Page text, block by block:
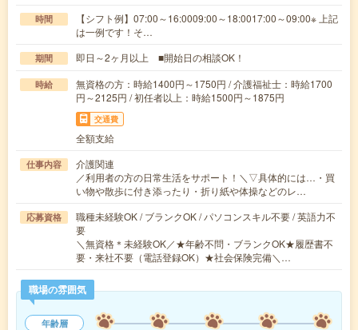
時間
【シフト例】07:00～16:0009:00～18:0017:00～09:00※ 上記
は一例です！そ…
期間 即日～2ヶ月以上 ■開始日の相談OK！
時給
無資格の方：時給1400円～1750円 / 介護福祉士：時給1700
円～2125円 / 初任者以上：時給1500円～1875円
交通費
全額支給
仕事内容
介護関連
／利用者の方の日常生活をサポート！＼▽具体的には…・買
い物や散歩に付き添ったり・折り紙や体操などのレ…
応募資格
職種未経験OK / ブランクOK / パソコンスキル不要 / 英語力不
要
＼無資格＊未経験OK／★年齢不問・ブランクOK★履歴書不
要・来社不要（電話登録OK）★社会保険完備＼…
職場の雰囲気
年齢層